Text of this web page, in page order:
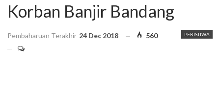
Korban Banjir Bandang
PERISTIWA
Pembaharuan Terakhir 24 Dec 2018 560